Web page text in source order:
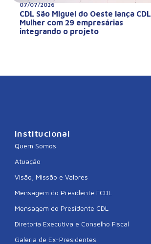
07/07/2026
CDL São Miguel do Oeste lança CDL
Mulher com 29 empresárias
integrando o projeto
Institucional
Quem Somos
Atuação
Visão, Missão e Valores
Mensagem do Presidente FCDL
Mensagem do Presidente CDL
Diretoria Executiva e Conselho Fiscal
Galeria de Ex-Presidentes